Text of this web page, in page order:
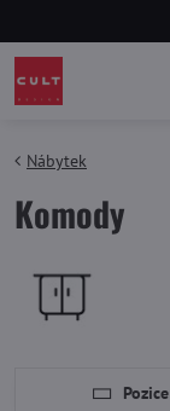
Nábytek
Komody
Pozice